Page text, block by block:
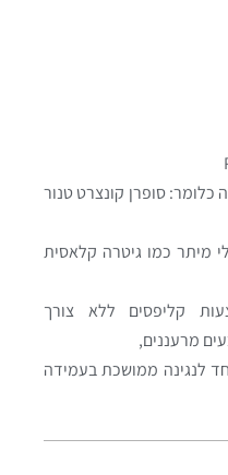
כלומר: סופרן קונצרט טנור
מיתר כמו גיטרה קלאסית
קליפסים ללא צורך
מרעננים,
לנגינה ממושכת בעמידה